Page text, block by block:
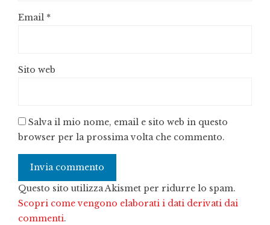
Email *
Sito web
Salva il mio nome, email e sito web in questo
browser per la prossima volta che commento.
Questo sito utilizza Akismet per ridurre lo spam.
Scopri come vengono elaborati i dati derivati dai
commenti.